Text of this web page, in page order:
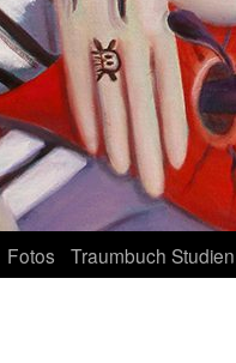
Fotos Traumbuch Studien